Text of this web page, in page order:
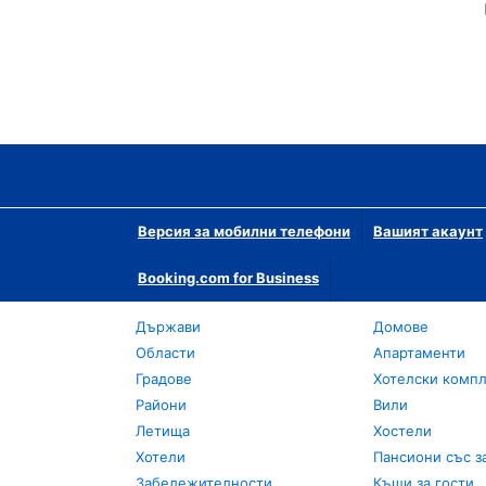
Версия за мобилни телефони Вашият акаунт
Booking.com for Business
Държави
Области
Градове
Райони
Летища
Хотели
Домове
Апартаменти
Хотелски
Вили
Хостели
Пансиони със